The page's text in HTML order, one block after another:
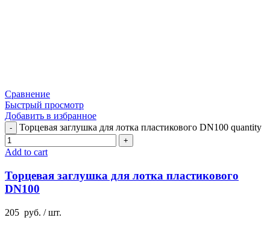
Сравнение
Быстрый просмотр
Добавить в избранное
Торцевая заглушка для лотка пластикового DN100 quantity
Add to cart
Торцевая заглушка для лотка пластикового
DN100
205 руб. / шт.